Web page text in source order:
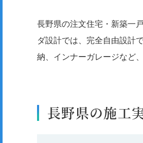
長野県の注文住宅・新築一
ダ設計では、完全自由設計
納、インナーガレージなど
長野県の施工